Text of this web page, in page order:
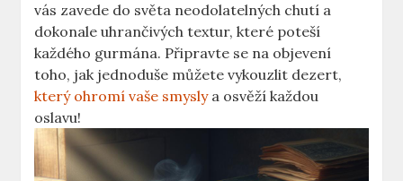
vás zavede do světa neodolatelných chutí a
dokonale uhrančivých textur, které poteší
každého gurmána. Připravte se na objevení
toho, jak jednoduše můžete vykouzlit dezert,
který ohromí vaše smyslya osvěží každou
oslavu!